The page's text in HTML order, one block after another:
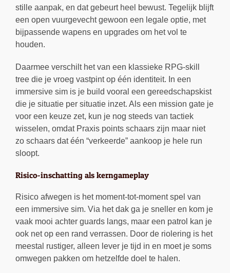
stille aanpak, en dat gebeurt heel bewust. Tegelijk blijft
een open vuurgevecht gewoon een legale optie, met
bijpassende wapens en upgrades om het vol te
houden.
Daarmee verschilt het van een klassieke RPG-skill
tree die je vroeg vastpint op één identiteit. In een
immersive sim is je build vooral een gereedschapskist
die je situatie per situatie inzet. Als een mission gate je
voor een keuze zet, kun je nog steeds van tactiek
wisselen, omdat Praxis points schaars zijn maar niet
zo schaars dat één “verkeerde” aankoop je hele run
sloopt.
Risico-inschatting als kerngameplay
Risico afwegen is het moment-tot-moment spel van
een immersive sim. Via het dak ga je sneller en kom je
vaak mooi achter guards langs, maar een patrol kan je
ook net op een rand verrassen. Door de riolering is het
meestal rustiger, alleen lever je tijd in en moet je soms
omwegen pakken om hetzelfde doel te halen.